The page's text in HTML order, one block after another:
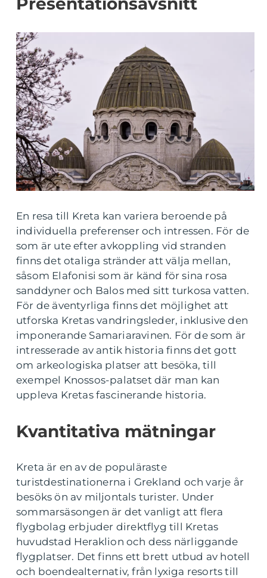
En resa till Kreta kan variera beroende på
individuella preferenser och intressen. För de
som är ute efter avkoppling vid stranden
finns det otaliga stränder att välja mellan,
såsom Elafonisi som är känd för sina rosa
sanddyner och Balos med sitt turkosa vatten.
För de äventyrliga finns det möjlighet att
utforska Kretas vandringsleder, inklusive den
imponerande Samariaravinen. För de som är
intresserade av antik historia finns det gott
om arkeologiska platser att besöka, till
exempel Knossos-palatset där man kan
uppleva Kretas fascinerande historia.
Kvantitativa mätningar
Kreta är en av de populäraste
turistdestinationerna i Grekland och varje år
besöks ön av miljontals turister. Under
sommarsäsongen är det vanligt att flera
flygbolag erbjuder direktflyg till Kretas
huvudstad Heraklion och dess närliggande
flygplatser. Det finns ett brett utbud av hotell
och boendealternativ, från lyxiga resorts till